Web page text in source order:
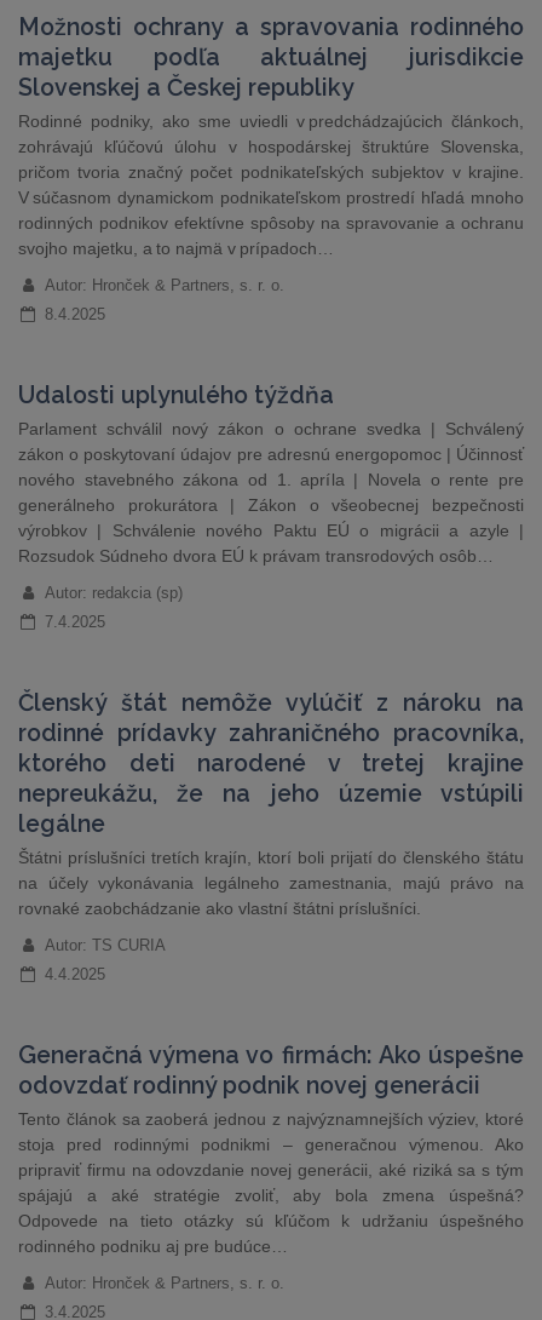
Možnosti ochrany a spravovania rodinného
majetku podľa aktuálnej jurisdikcie
Slovenskej a Českej republiky
Rodinné podniky, ako sme uviedli v predchádzajúcich článkoch,
zohrávajú kľúčovú úlohu v hospodárskej štruktúre Slovenska,
pričom tvoria značný počet podnikateľských subjektov v krajine.
V súčasnom dynamickom podnikateľskom prostredí hľadá mnoho
rodinných podnikov efektívne spôsoby na spravovanie a ochranu
svojho majetku, a to najmä v prípadoch…
Autor: Hronček & Partners, s. r. o.
8.4.2025
Udalosti uplynulého týždňa
Parlament schválil nový zákon o ochrane svedka | Schválený
zákon o poskytovaní údajov pre adresnú energopomoc | Účinnosť
nového stavebného zákona od 1. apríla | Novela o rente pre
generálneho prokurátora | Zákon o všeobecnej bezpečnosti
výrobkov | Schválenie nového Paktu EÚ o migrácii a azyle |
Rozsudok Súdneho dvora EÚ k právam transrodových osôb…
Autor: redakcia (sp)
7.4.2025
Členský štát nemôže vylúčiť z nároku na
rodinné prídavky zahraničného pracovníka,
ktorého deti narodené v tretej krajine
nepreukážu, že na jeho územie vstúpili
legálne
Štátni príslušníci tretích krajín, ktorí boli prijatí do členského štátu
na účely vykonávania legálneho zamestnania, majú právo na
rovnaké zaobchádzanie ako vlastní štátni príslušníci.
Autor: TS CURIA
4.4.2025
Generačná výmena vo firmách: Ako úspešne
odovzdať rodinný podnik novej generácii
Tento článok sa zaoberá jednou z najvýznamnejších výziev, ktoré
stoja pred rodinnými podnikmi – generačnou výmenou. Ako
pripraviť firmu na odovzdanie novej generácii, aké riziká sa s tým
spájajú a aké stratégie zvoliť, aby bola zmena úspešná?
Odpovede na tieto otázky sú kľúčom k udržaniu úspešného
rodinného podniku aj pre budúce…
Autor: Hronček & Partners, s. r. o.
3.4.2025